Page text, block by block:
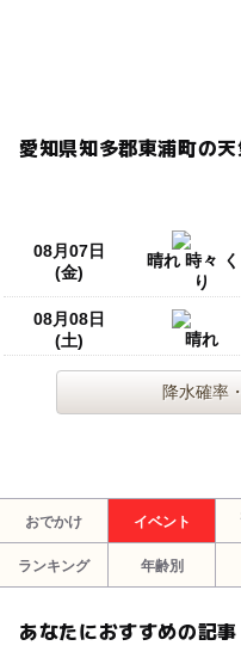
愛知県知多郡東浦町の
08月07日
(金)
晴れ 時々
り
08月08日
(土)
晴れ
降水確率
おでかけ イベント
ランキング 年齢別
あなたにおすすめの記事